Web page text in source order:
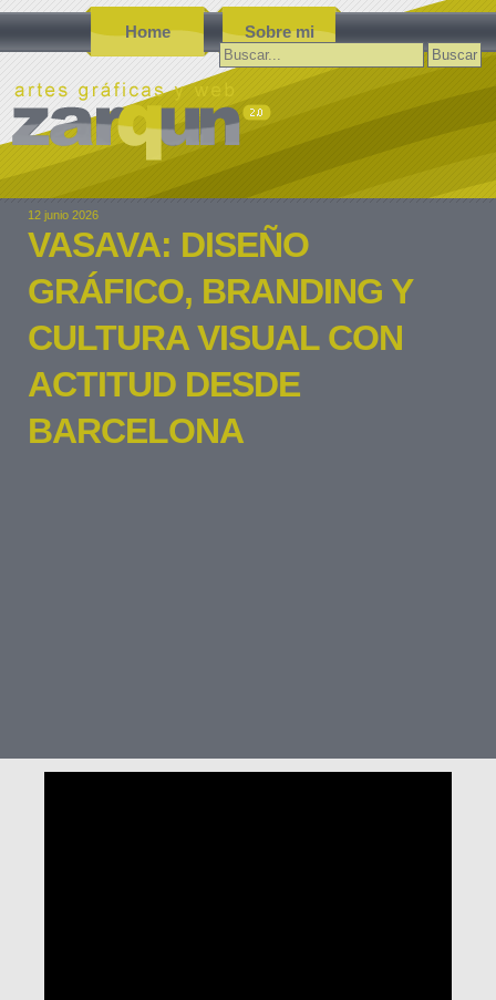
Home Sobre mi
Buscar:
12 junio 2026
VASAVA: DISEÑO
GRÁFICO, BRANDING Y
CULTURA VISUAL CON
ACTITUD DESDE
BARCELONA